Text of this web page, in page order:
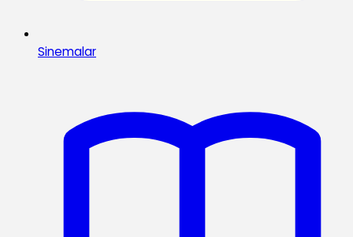
Sinemalar